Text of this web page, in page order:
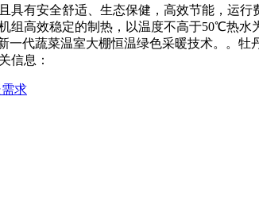
有安全舒适、生态保健，高效节能，运
高效稳定的制热，以温度不高于50℃热
一代蔬菜温室大棚恒温绿色采暖技术。。牡
信息：
求